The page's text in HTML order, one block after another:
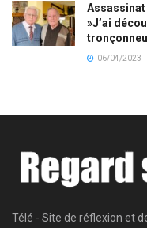
Assassinat
»J’ai
06/04/2023
Télé - Site de réflexion et